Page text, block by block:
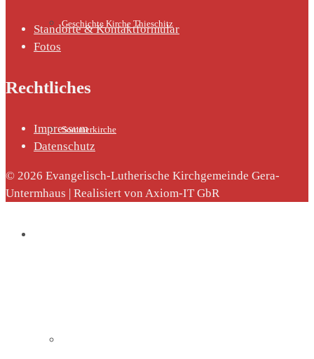
Geschichte Kirche Thieschitz
Sommerkirche
Standorte & Kontaktformular
Fotos
Rechtliches
Impressum
Datenschutz
© 2026 Evangelisch-Lutherische Kirchgemeinde Gera-
Untermhaus | Realisiert von Axiom-IT GbR